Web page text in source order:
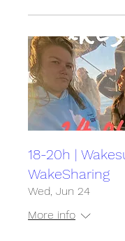
18-20h |
WakeSharing
Wed, Jun 24
More info